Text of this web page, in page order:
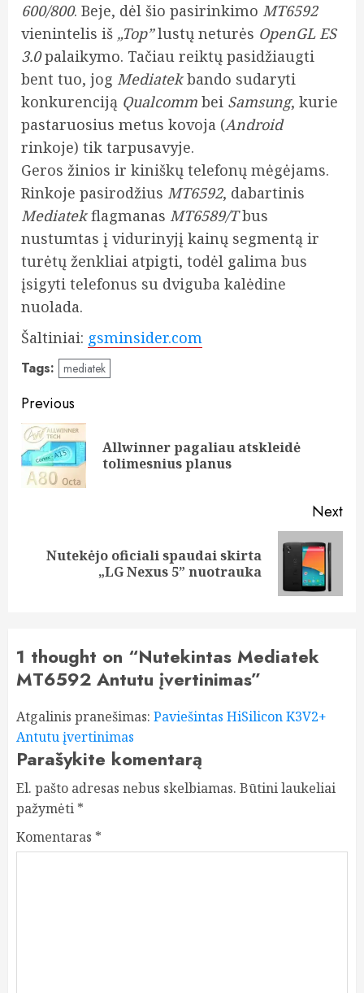
600/800. Beje, dėl šio pasirinkimo MT6592
vienintelis iš „Top”lustų neturės OpenGL ES
3.0palaikymo. Tačiau reiktų pasidžiaugti
bent tuo, jog Mediatekbando sudaryti
konkurenciją Qualcomm bei Samsung, kurie
pastaruosius metus kovoja (Android
rinkoje) tik tarpusavyje.
Geros žinios ir kiniškų telefonų mėgėjams.
Rinkoje pasirodžius MT6592, dabartinis
Mediatekflagmanas MT6589/Tbus
nustumtas į vidurinyjį kainų segmentą ir
turėtų ženkliai atpigti, todėl galima bus
įsigyti telefonus su dviguba kalėdine
nuolada.
Šaltiniai: gsminsider.com
Tags: mediatek
Post
navigation
Previous
Allwinner pagaliau atskleidė
tolimesnius planus
Next
NextNutekėjo oficiali spaudai skirta
„LG Nexus 5” nuotrauka
1 thought on “Nutekintas Mediatek
MT6592 Antutu įvertinimas”
Atgalinis pranešimas: Paviešintas HiSilicon K3V2+
Antutu įvertinimas
Parašykite komentarą
El. pašto adresas nebus skelbiamas. Būtini laukeliai
pažymėti *
Komentaras *